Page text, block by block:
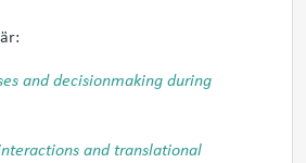
anddecisionmaking during
and translational